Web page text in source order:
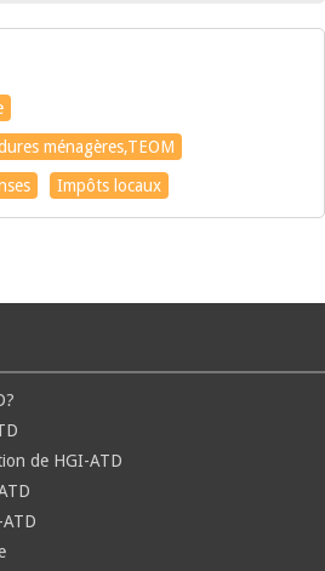
ménagères,TEOM
Impôts locaux
de HGI-ATD